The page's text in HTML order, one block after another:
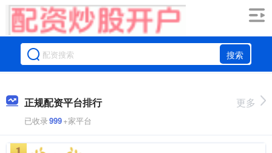
搜索
正规配资平台排行
已收录999+家平台
更多